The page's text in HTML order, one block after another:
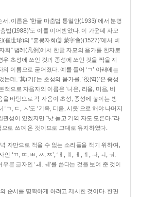
, 이름은 ‘한글 마춤법 통일안(1933)’에서 분명
법(1988)’도 이를 이어받았다. 이 가운데 자모
崔世珍)의 “훈몽자회(訓蒙字會)(1527)”에서 비
회” 범례(凡例)에서 한글 자모의 음가를 한자로
우 초성에 쓰인 것과 종성에 쓰인 것을 짝을 지
이름으로 굳어졌다. 예를 들어 ‘ㄱ’ 아래에는
는데, ‘其(기)’는 초성의 음가를, ‘役(역)’은 종성
적으로 자음자의 이름은 ‘니은, 리을, 미음, 비
을 바탕으로 각 자음이 초성, 종성에 놓이는 방
ㄱ, ㄷ, ㅅ’도 ‘기윽, 디읃, 시읏’으로 해야 나머지
관성이 있겠지만 “낫 놓고 기역 자도 모른다.”라
로 쓰여 온 것이므로 그대로 유지하였다.
자만으로 적을 수 없는 소리들을 적기 위하여,
‘ㄲ, ㄸ, ㅃ, ㅆ, ㅉ’, ‘ㅐ, ㅒ, ㅔ, ㅖ, ㅘ, ㅚ, ㅝ,
우른 글자인 ‘ㅙ, ㅞ’를 쓴다는 것을 보여 준 것이
순서를 명확하게 하려고 제시한 것이다. 한편